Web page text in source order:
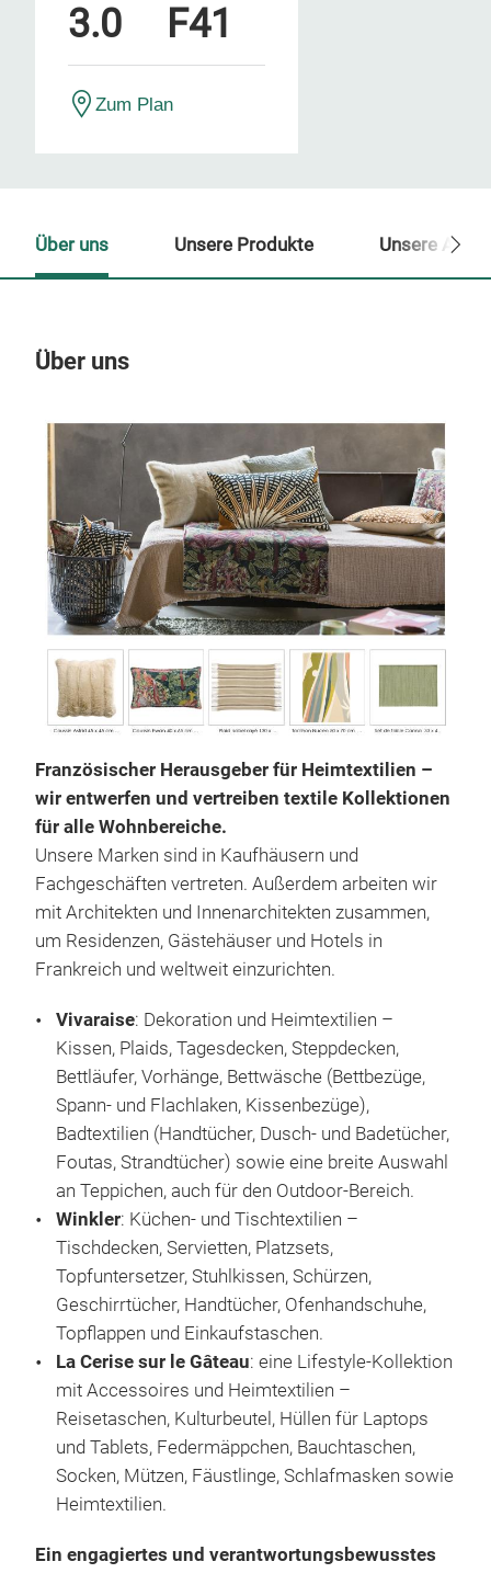
3.0 F41
Zum Plan
Über uns
Französischer Herausgeber für Heimtextilien –
wir entwerfen und vertreiben textile Kollektionen
für alle Wohnbereiche.
Unsere Marken sind in Kaufhäusern und
Fachgeschäften vertreten. Außerdem arbeiten wir
mit Architekten und Innenarchitekten zusammen,
um Residenzen, Gästehäuser und Hotels in
Frankreich und weltweit einzurichten.
Vivaraise: Dekoration und Heimtextilien –
Kissen, Plaids, Tagesdecken, Steppdecken,
Bettläufer, Vorhänge, Bettwäsche (Bettbezüge,
Spann- und Flachlaken, Kissenbezüge),
Badtextilien (Handtücher, Dusch- und Badetücher,
Foutas, Strandtücher) sowie eine breite Auswahl
an Teppichen, auch für den Outdoor-Bereich.
Winkler: Küchen- und Tischtextilien –
Tischdecken, Servietten, Platzsets,
Topfuntersetzer, Stuhlkissen, Schürzen,
Geschirrtücher, Handtücher, Ofenhandschuhe,
Topflappen und Einkaufstaschen.
La Cerise sur le Gâteau: eine Lifestyle-Kollektion
mit Accessoires und Heimtextilien –
Reisetaschen, Kulturbeutel, Hüllen für Laptops
und Tablets, Federmäppchen, Bauchtaschen,
Socken, Mützen, Fäustlinge, Schlafmasken sowie
Heimtextilien.
Ein engagiertes und verantwortungsbewusstes
Über uns Unsere Produkte Unsere